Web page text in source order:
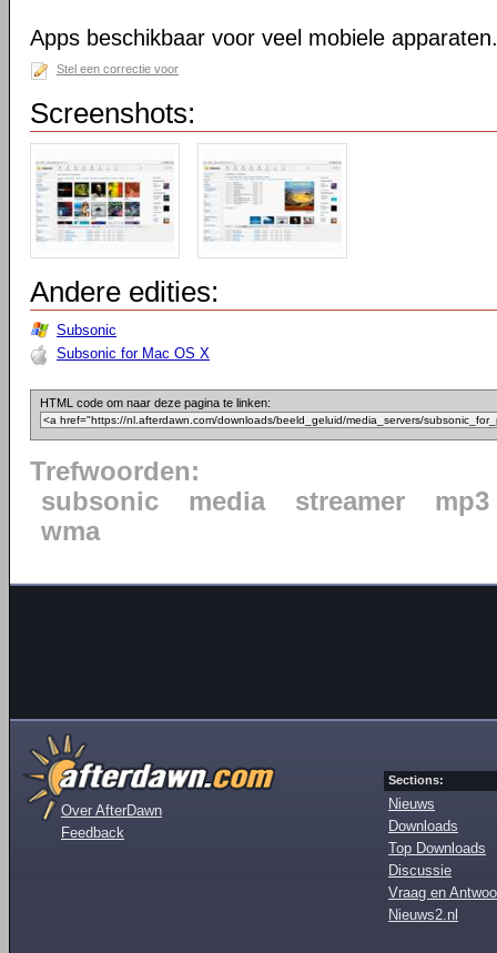
Apps beschikbaar voor veel mobiele apparaten.
Stel een correctie voor
Screenshots:
Andere edities:
Subsonic
Subsonic for Mac OS X
HTML code om naar deze pagina te linken:
Trefwoorden:
subsonic
media streamer
mp3
wma
Over AfterDawn
Feedback
Sections:
Nieuws
Downloads
Top Downloads
Discussie
Vraag en
Nieuws2.nl